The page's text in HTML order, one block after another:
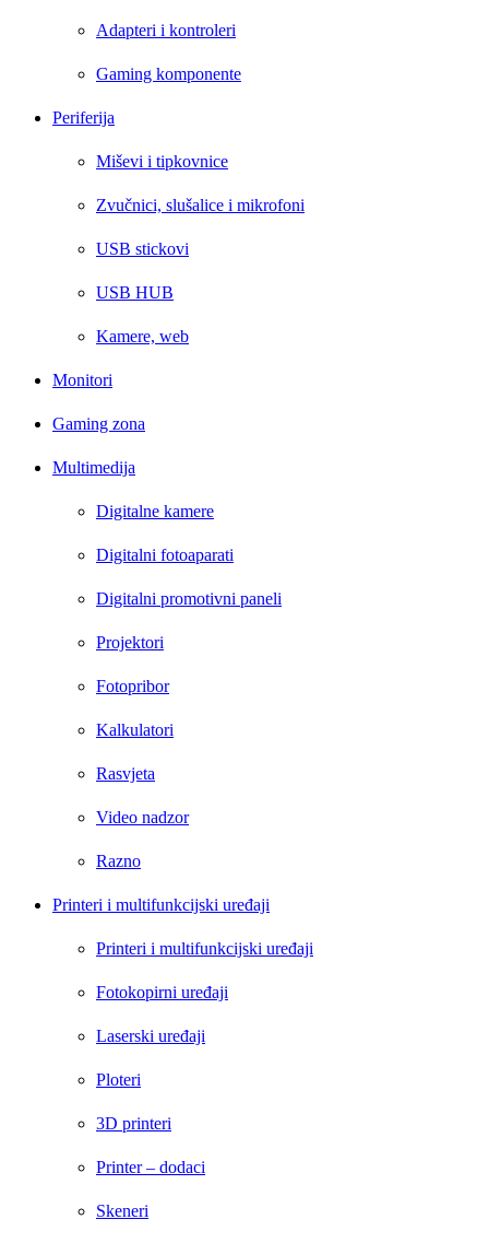
Adapteri i kontroleri
Gaming komponente
Periferija
Miševi i tipkovnice
Zvučnici, slušalice i mikrofoni
USB stickovi
USB HUB
Kamere, web
Monitori
Gaming zona
Multimedija
Digitalne kamere
Digitalni fotoaparati
Digitalni promotivni paneli
Projektori
Fotopribor
Kalkulatori
Rasvjeta
Video nadzor
Razno
Printeri i multifunkcijski uređaji
Printeri i multifunkcijski uređaji
Fotokopirni uređaji
Laserski uređaji
Ploteri
3D printeri
Printer – dodaci
Skeneri